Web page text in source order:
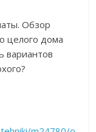
Обзор
целого дома
вариантов